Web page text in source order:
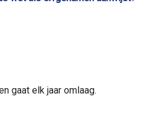
gaat elk jaar omlaag.